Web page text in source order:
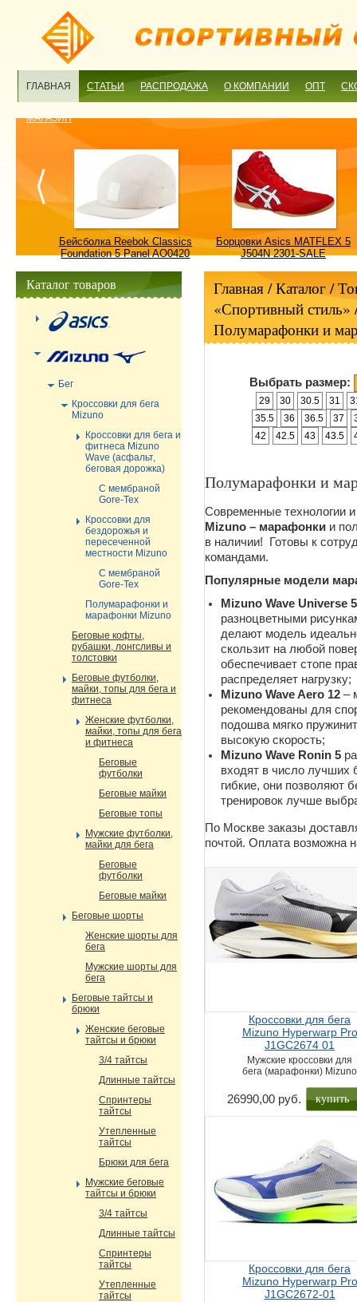
ГЛАВНАЯ СТАТЬИ РАСПРОДАЖА О КОМПАНИИ ОПТ
МАГАЗИН
Бейсболка Reebok Classics
Foundation 5 Panel AO0420
Борцовки Asics MATFLEX 5
J504N 2301-SALE
Главная/ Каталог /
«Спортивный стиль»
Полумарафонки и
Выбрать размер:
29 30 30.5 31
35.5
36 36.5 37
42
42.5 43 43.5
Полумарафонки и
Современные технологии
Mizuno – марафонки и
в наличии! Готовы к
командами.
Популярные модели
Mizuno Wave Universe 5
разноцветными
делают модель
скользит на любой
обеспечивает стопе
распределяет нагрузку;
Mizuno Wave Aero 12 –
рекомендованы для
подошва мягко
высокую скорость;
Mizuno Wave Ronin 5
входят в число лучших
гибкие, они позволяют
тренировок лучше
По Москве заказы
почтой. Оплата возможна
Кроссовки для бега
Mizuno Hyperwarp Pro
J1GC2674 01
Мужские кроссовки для
бега (марафонки) Mizuno
26990,00 руб. купить
Кроссовки для бега
Mizuno Hyperwarp Pro
J1GC2672-01
Каталог товаров
Бег
Кроссовки для бега
Mizuno
Кроссовки для бега и
фитнеса Mizuno
Wave (асфальт,
беговая дорожка)
С мембраной
Gore-Tex
Кроссовки для
бездорожья и
пересеченной
местности Mizuno
С мембраной
Gore-Tex
Полумарафонки и
марафонки Mizuno
Беговые кофты,
рубашки, лонгсливы и
толстовки
Беговые футболки,
майки, топы для бега и
фитнеса
Женские футболки,
майки, топы для бега
и фитнеса
Беговые
футболки
Беговые майки
Беговые топы
Мужские футболки,
майки для бега
Беговые
футболки
Беговые майки
Беговые шорты
Женские шорты для
бега
Мужские шорты для
бега
Беговые тайтсы и
брюки
Женские беговые
тайтсы и брюки
3/4 тайтсы
Длинные тайтсы
Спринтеры
тайтсы
Утепленные
тайтсы
Брюки для бега
Мужские беговые
тайтсы и брюки
3/4 тайтсы
Длинные тайтсы
Спринтеры
тайтсы
Утепленные
тайтсы